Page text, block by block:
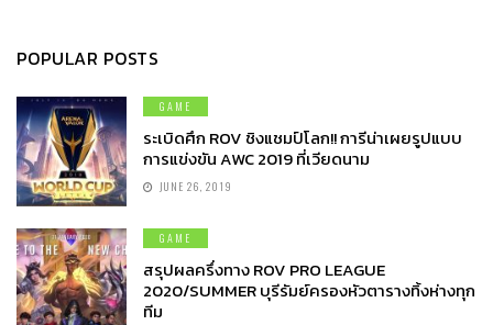
POPULAR POSTS
GAME
ระเบิดศึก ROV ชิงแชมป์โลก!! การีน่าเผยรูปแบบ
การแข่งขัน AWC 2019 ที่เวียดนาม
JUNE 26, 2019
GAME
สรุปผลครึ่งทาง ROV PRO LEAGUE
2020/SUMMER บุรีรัมย์ครองหัวตารางทิ้งห่างทุก
ทีม